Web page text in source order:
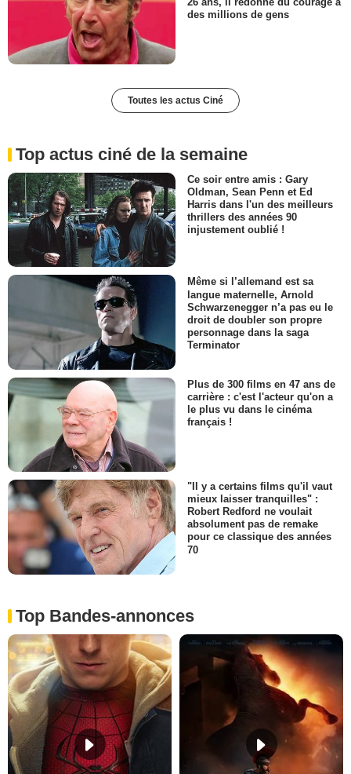
des millions de gens
Toutes les actus Ciné
Top actus ciné de la semaine
Ce soir entre amis : Gary
Oldman, Sean Penn et Ed
Harris dans l'un des meilleurs
thrillers des années 90
injustement oublié !
Même si l’allemand est sa
langue maternelle, Arnold
Schwarzenegger n’a pas eu le
droit de doubler son propre
personnage dans la saga
Terminator
Plus de 300 films en 47 ans de
carrière : c'est l'acteur qu'on a
le plus vu dans le cinéma
français !
"Il y a certains films qu'il vaut
mieux laisser tranquilles" :
Robert Redford ne voulait
absolument pas de remake
pour ce classique des années
70
Top Bandes-annonces